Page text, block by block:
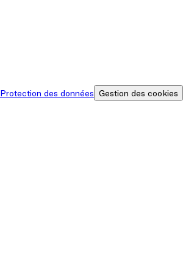
Protection des données Gestion des cookies